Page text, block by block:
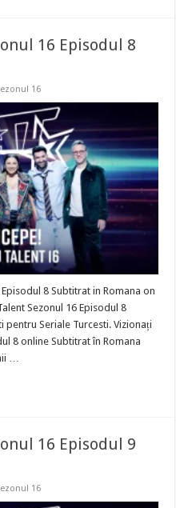
16 Episodul 8
16
8 Subtitrat in Romana on
Sezonul 16 Episodul 8
pentru Seriale Turcesti. Vizionați
8 online Subtitrat în Romana
…
16 Episodul 9
16